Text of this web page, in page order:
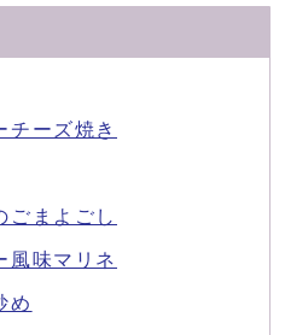
チーズ焼き
ごまよごし
風味マリネ
め